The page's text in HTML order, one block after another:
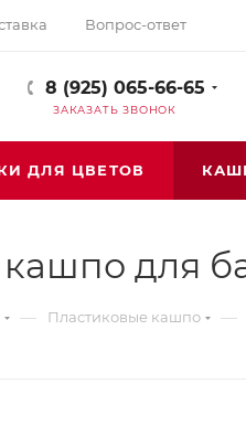
Вопрос-ответ
8 (925) 065-66-65
ЗАКАЗАТЬ ЗВОНОК
ДЛЯ ЦВЕТОВ
для
— Пластиковые кашпо —